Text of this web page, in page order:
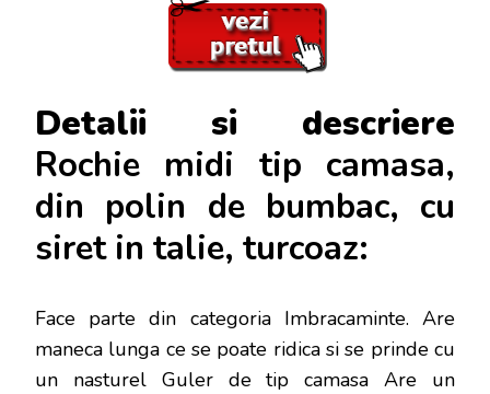
Detalii si descriere
Rochie midi tip camasa,
din polin de bumbac, cu
siret in talie, turcoaz:
Face parte din categoria Imbracaminte. Are
maneca lunga ce se poate ridica si se prinde cu
un nasturel Guler de tip camasa Are un